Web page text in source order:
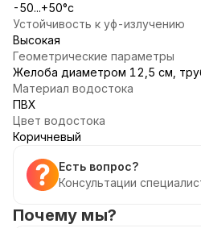
-50...+50°с
Устойчивость к уф-излучению
Высокая
Геометрические параметры
Желоба диаметром 12,5 см,
Материал водостока
ПВХ
Цвет водостока
Коричневый
Есть вопрос?
Консультации
Почему мы?